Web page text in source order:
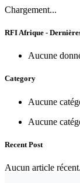
Chargement...
RFI Afrique -
Aucune
Category
Aucune
Aucune
Recent Post
Aucun article récent.